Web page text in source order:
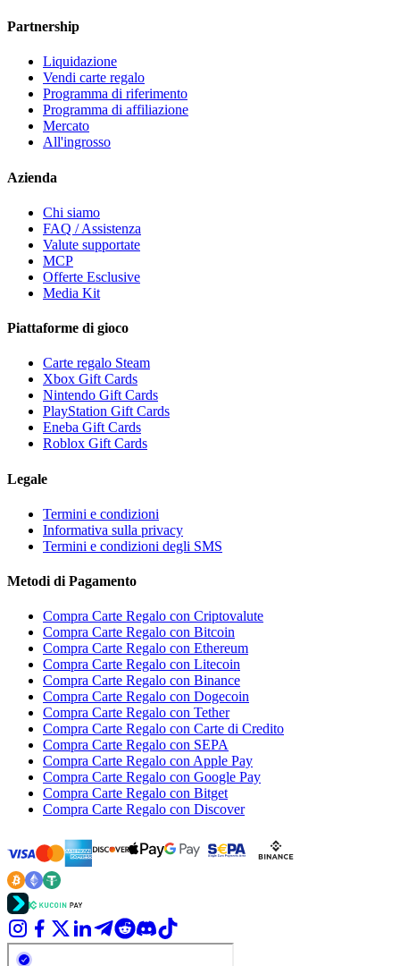
Partnership
Liquidazione
Vendi carte regalo
Programma di riferimento
Programma di affiliazione
Mercato
All'ingrosso
Azienda
Chi siamo
FAQ / Assistenza
Valute supportate
MCP
Offerte Esclusive
Media Kit
Piattaforme di gioco
Carte regalo Steam
Xbox Gift Cards
Nintendo Gift Cards
PlayStation Gift Cards
Eneba Gift Cards
Roblox Gift Cards
Legale
Termini e condizioni
Informativa sulla privacy
Termini e condizioni degli SMS
Metodi di Pagamento
Compra Carte Regalo con Criptovalute
Compra Carte Regalo con Bitcoin
Compra Carte Regalo con Ethereum
Compra Carte Regalo con Litecoin
Compra Carte Regalo con Binance
Compra Carte Regalo con Dogecoin
Compra Carte Regalo con Tether
Compra Carte Regalo con Carte di Credito
Compra Carte Regalo con SEPA
Compra Carte Regalo con Apple Pay
Compra Carte Regalo con Google Pay
Compra Carte Regalo con Bitget
Compra Carte Regalo con Discover